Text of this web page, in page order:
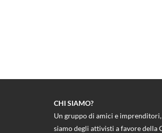
CHI SIAMO?
Un gruppo di amici e
siamo degli attivisti a favore della